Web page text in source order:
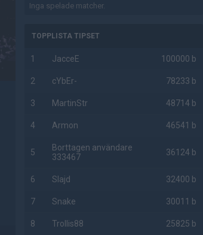
Inga spelade matcher.
TOPPLISTA TIPSET
1 JacceE 100000 b
2 cYbEr- 78233 b
3 MartinStr 48714 b
4 Armon 46541 b
5
Borttagen användare
333467
36124 b
6 Slajd 32400 b
7 Snake 30011 b
8 Trollis88 25825 b